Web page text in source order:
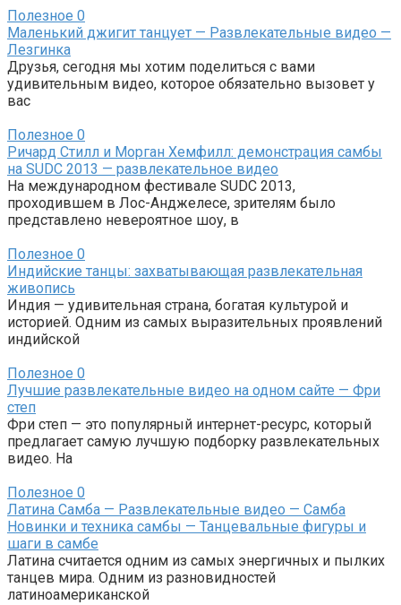
Полезное 0
Маленький джигит танцует — Развлекательные видео —
Лезгинка
Друзья, сегодня мы хотим поделиться с вами
удивительным видео, которое обязательно вызовет у
вас
Полезное 0
Ричард Стилл и Морган Хемфилл: демонстрация самбы
на SUDC 2013 — развлекательное видео
На международном фестивале SUDC 2013,
проходившем в Лос-Анджелесе, зрителям было
представлено невероятное шоу, в
Полезное 0
Индийские танцы: захватывающая развлекательная
живопись
Индия — удивительная страна, богатая культурой и
историей. Одним из самых выразительных проявлений
индийской
Полезное 0
Лучшие развлекательные видео на одном сайте — Фри
степ
Фри степ — это популярный интернет-ресурс, который
предлагает самую лучшую подборку развлекательных
видео. На
Полезное 0
Латина Самба — Развлекательные видео — Самба
Новинки и техника самбы — Танцевальные фигуры и
шаги в самбе
Латина считается одним из самых энергичных и пылких
танцев мира. Одним из разновидностей
латиноамериканской